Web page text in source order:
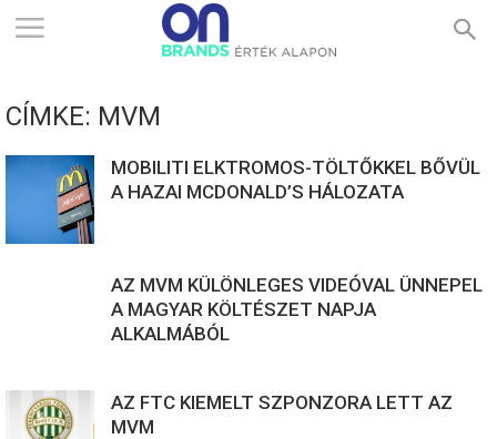
ONBRANDS
CÍMKE: MVM
MOBILITI ELKTROMOS-TÖLTŐKKEL BŐVÜL
A HAZAI MCDONALD’S HÁLOZATA
AZ MVM KÜLÖNLEGES VIDEÓVAL ÜNNEPEL
A MAGYAR KÖLTÉSZET NAPJA
ALKALMÁBÓL
AZ FTC KIEMELT SZPONZORA LETT AZ
MVM